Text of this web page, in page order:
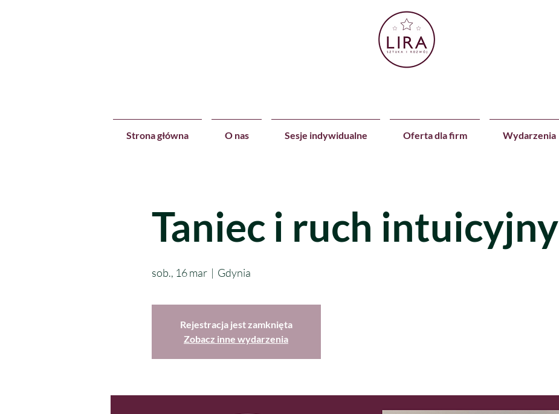
Strona główna O nas Sesje indywidualne Oferta dla firm Wydarzenia
Taniec i ruch intuicyjny
sob., 16 mar
  |
Gdynia
Rejestracja jest zamknięta
Zobacz inne wydarzenia